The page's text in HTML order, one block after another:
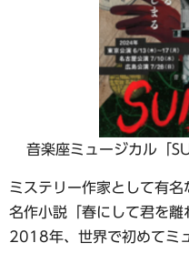
音楽座ミュージカル「
ミステリー作家として有
名作小説「春にして君を離
2018年、世界で初めてミ